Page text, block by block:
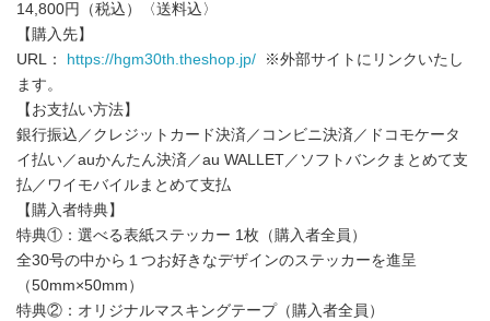
14,800円（税込）〈送料込〉
【購入先】
URL：
https://hgm30th.theshop.jp/
※外部サイトにリンクいたし
ます。
【お支払い方法】
銀行振込／クレジットカード決済／コンビニ決済／ドコモケータ
イ払い／auかんたん決済／au WALLET／ソフトバンクまとめて支
払／ワイモバイルまとめて支払
【購入者特典】
特典①：選べる表紙ステッカー 1枚（購入者全員）
全30号の中から１つお好きなデザインのステッカーを進呈
（50mm×50mm）
特典②：オリジナルマスキングテープ（購入者全員）